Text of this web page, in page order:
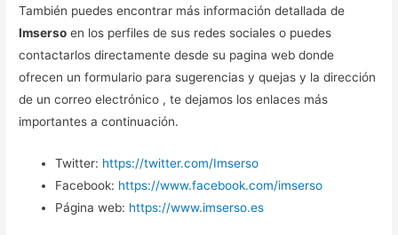
También puedes encontrar más información detallada de
Imserso en los perfiles de sus redes sociales o puedes
contactarlos directamente desde su pagina web donde
ofrecen un formulario para sugerencias y quejas y la dirección
de un correo electrónico , te dejamos los enlaces más
importantes a continuación.
Twitter: https://twitter.com/Imserso
Facebook: https://www.facebook.com/imserso
Página web: https://www.imserso.es